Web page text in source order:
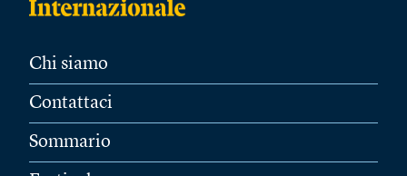
Chi siamo
Contattaci
Sommario